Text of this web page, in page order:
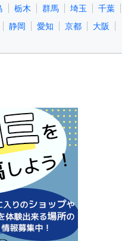
栃木 群馬 埼玉
千葉
静岡 愛知 京都
大阪